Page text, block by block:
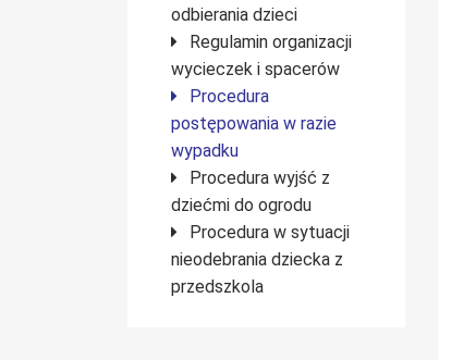
odbierania dzieci
Regulamin organizacji
wycieczek i spacerów
Procedura
postępowania w razie
wypadku
Procedura wyjść z
dziećmi do ogrodu
Procedura w sytuacji
nieodebrania dziecka z
przedszkola